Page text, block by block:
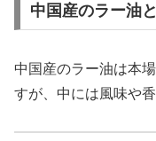
中国産のラー油
中国産のラー油は本
すが、中には風味や